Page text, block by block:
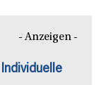
- Anzeigen -